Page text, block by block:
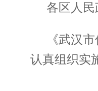
各区人
《武汉
认真组织实